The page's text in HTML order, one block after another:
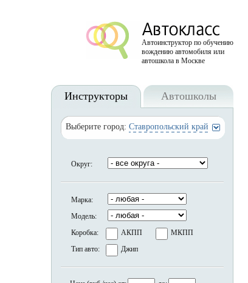
Автоинструктор по обучению
вождению автомобиля или
автошкола в Москве
Инструкторы Автошколы
Выберите город: Ставропольский край
Округ:
Марка:
Модель:
Коробка:
АКПП
МКПП
Тип авто:
Джип